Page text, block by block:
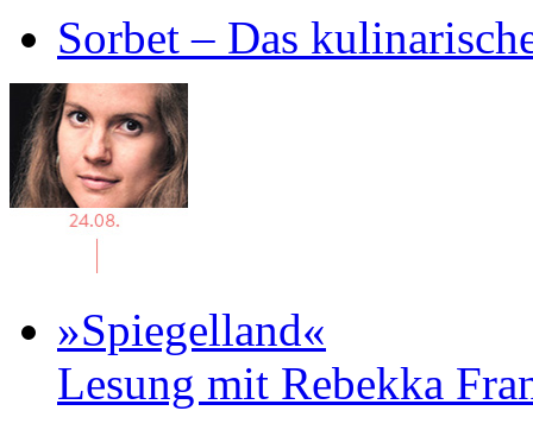
Sorbet – Das
»Spiegelland«
Lesung mit Rebekka